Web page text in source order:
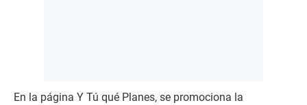
En la página Y Tú qué Planes, se promociona la